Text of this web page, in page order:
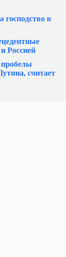
господство в
Россией
считает